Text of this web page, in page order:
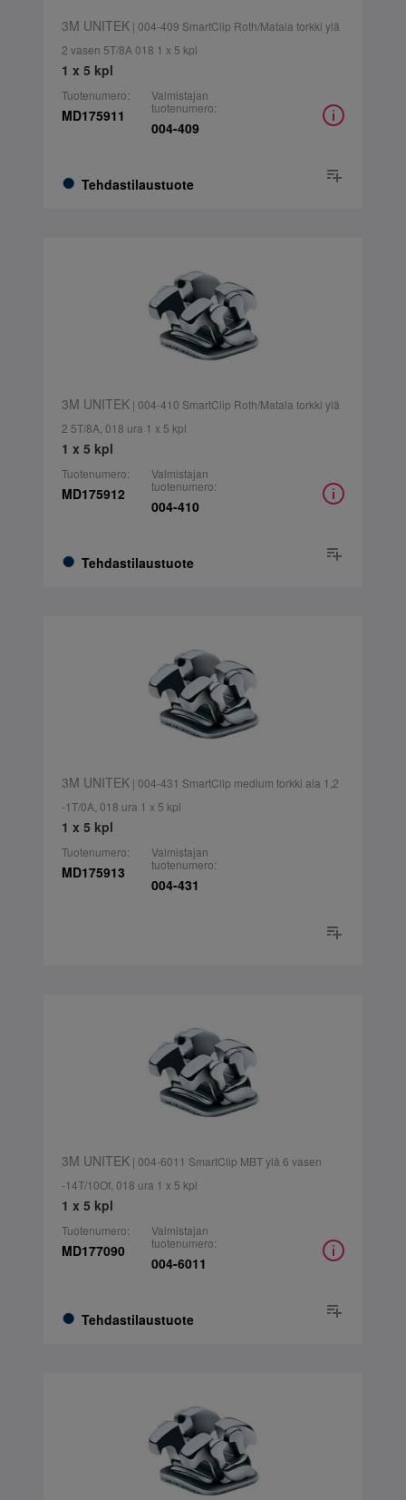
3M UNITEK| 004-409 SmartClip Roth/Matala torkki ylä
2 vasen 5T/8A 018 1 x 5 kpl
1 x 5 kpl
Tuotenumero:
MD175911
Tehdastilaustuote
Valmistajan
tuotenumero:
004-409
3M UNITEK| 004-410 SmartClip Roth/Matala torkki ylä
2 5T/8A, 018 ura 1 x 5 kpl
1 x 5 kpl
Tuotenumero:
MD175912
Tehdastilaustuote
Valmistajan
tuotenumero:
004-410
3M UNITEK| 004-431 SmartClip medium torkki ala 1,2
-1T/0A, 018 ura 1 x 5 kpl
1 x 5 kpl
Tuotenumero:
MD175913
Valmistajan
tuotenumero:
004-431
3M UNITEK| 004-6011 SmartClip MBT ylä 6 vasen
-14T/10Of, 018 ura 1 x 5 kpl
1 x 5 kpl
Tuotenumero:
MD177090
Tehdastilaustuote
Valmistajan
tuotenumero:
004-6011